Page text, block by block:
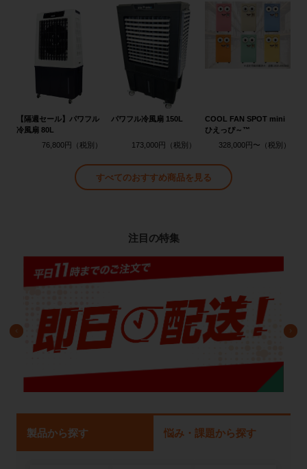
【隔週セール】パワフル
冷風扇 80L
76,800円
パワフル冷風扇 150L
173,000円
COOL FAN SPOT mini
ひえっぴ～™
328,000円〜
すべてのおすすめ商品を見る
注目の特集
製品から探す 悩み・課題から探す